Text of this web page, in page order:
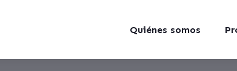
Quiénes somos